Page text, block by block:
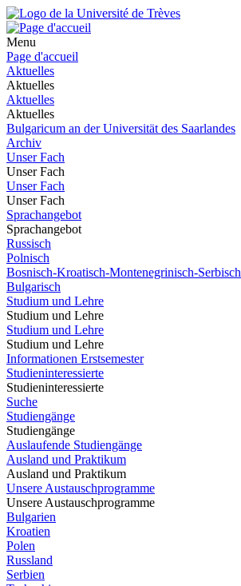
Menu
Page d'accueil
Aktuelles
Aktuelles
Aktuelles
Aktuelles
Bulgaricum an der Universität des Saarlandes
Archiv
Unser Fach
Unser Fach
Unser Fach
Unser Fach
Sprachangebot
Sprachangebot
Russisch
Polnisch
Bosnisch-Kroatisch-Montenegrinisch-Serbisch
Bulgarisch
Studium und Lehre
Studium und Lehre
Studium und Lehre
Studium und Lehre
Informationen Erstsemester
Studieninteressierte
Studieninteressierte
Suche
Studiengänge
Studiengänge
Auslaufende Studiengänge
Ausland und Praktikum
Ausland und Praktikum
Unsere Austauschprogramme
Unsere Austauschprogramme
Bulgarien
Kroatien
Polen
Russland
Serbien